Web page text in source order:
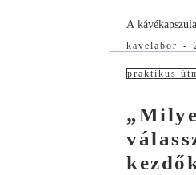
A
kavelabor -
praktikus